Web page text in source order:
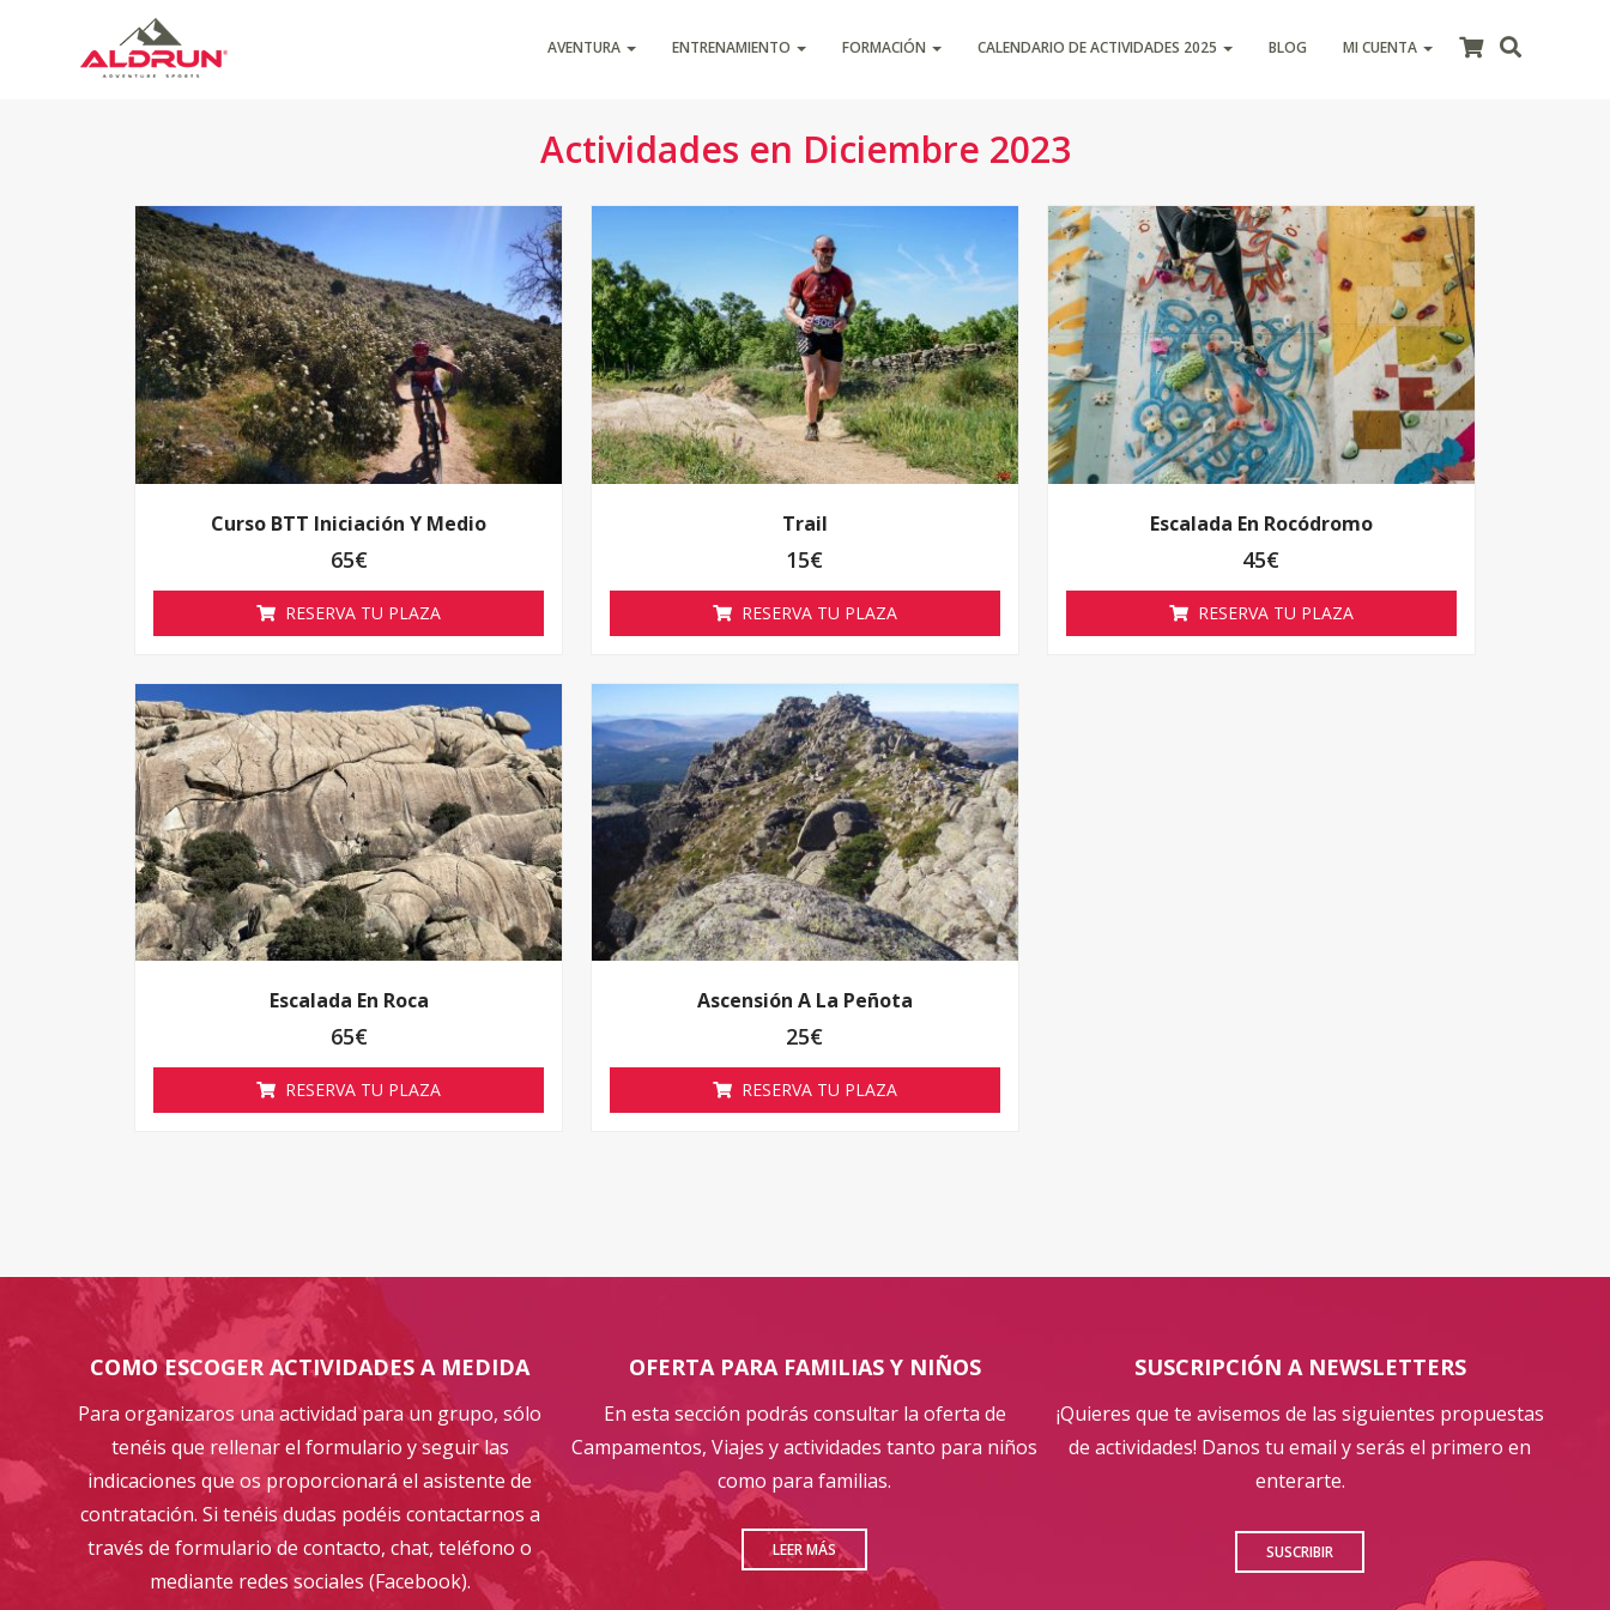
AVENTURA ENTRENAMIENTO FORMACIÓN CALENDARIO DE ACTIVIDADES 2025 BLOG MI CUENTA
Actividades en Diciembre 2023
Curso BTT Iniciación Y Medio
65€
RESERVA TU PLAZA
Trail
15€
RESERVA TU PLAZA
Escalada En Rocódromo
45€
RESERVA TU PLAZA
Escalada En Roca
65€
RESERVA TU PLAZA
Ascensión A La Peñota
25€
RESERVA TU PLAZA
COMO ESCOGER ACTIVIDADES A MEDIDA
Para organizaros una actividad para un grupo, sólo
tenéis que rellenar el formulario y seguir las
indicaciones que os proporcionará el asistente de
contratación. Si tenéis dudas podéis contactarnos a
través de formulario de contacto, chat, teléfono o
mediante redes sociales (Facebook).
OFERTA PARA FAMILIAS Y NIÑOS
En esta sección podrás consultar la oferta de
Campamentos, Viajes y actividades tanto para niños
como para familias.
LEER MÁS
SUSCRIPCIÓN A NEWSLETTERS
¡Quieres que te avisemos de las siguientes propuestas
de actividades! Danos tu email y serás el primero en
enterarte.
SUSCRIBIR